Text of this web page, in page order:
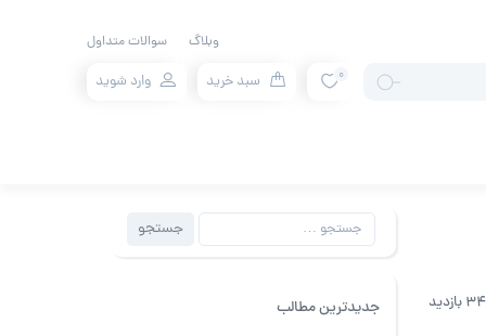
وبلاگ سوالات متداول
0 سبد خرید وارد شوید
جستجو
جستجو
جدیدترین مطالب